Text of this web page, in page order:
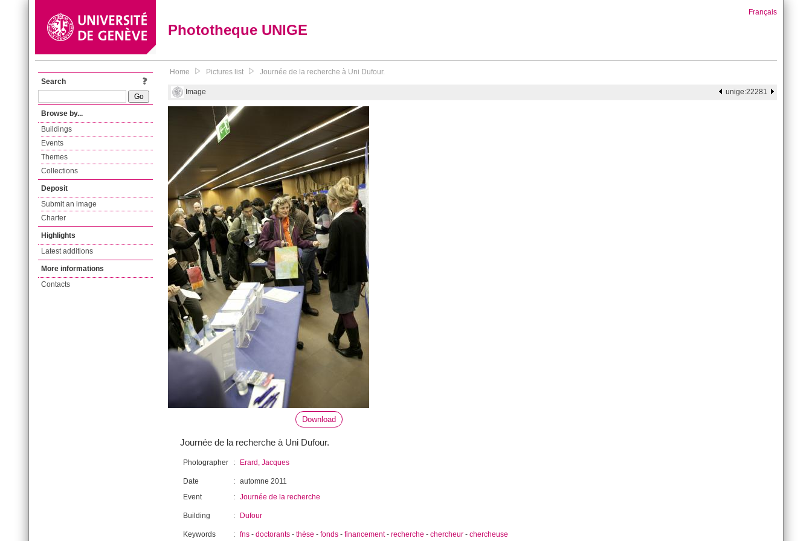
Phototheque UNIGE
Français
Search
Browse by...
Buildings
Events
Themes
Collections
Deposit
Submit an image
Charter
Highlights
Latest additions
More informations
Contacts
Home Pictures list Journée de la recherche à Uni Dufour.
Image unige:22281
Download
Journée de la recherche à Uni Dufour.
Photographer : Erard, Jacques
Date : automne 2011
Event
: Journée de la recherche
Building : Dufour
Keywords : fns - doctorants - thèse - fonds - financement- recherche - chercheur - chercheuse